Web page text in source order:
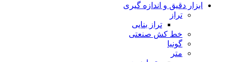
ابزار دقیق و اندازه گیری
تراز
تراز بنایی
خط کش صنعتی
گونیا
متر